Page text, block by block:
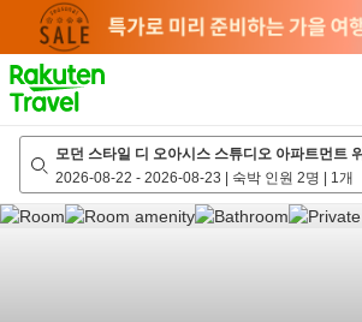
page
모던 스타일 디 오아시스 스튜디오 아파트먼트
2026-08-22 - 2026-08-23 | 숙박 인원 2명 | 1개